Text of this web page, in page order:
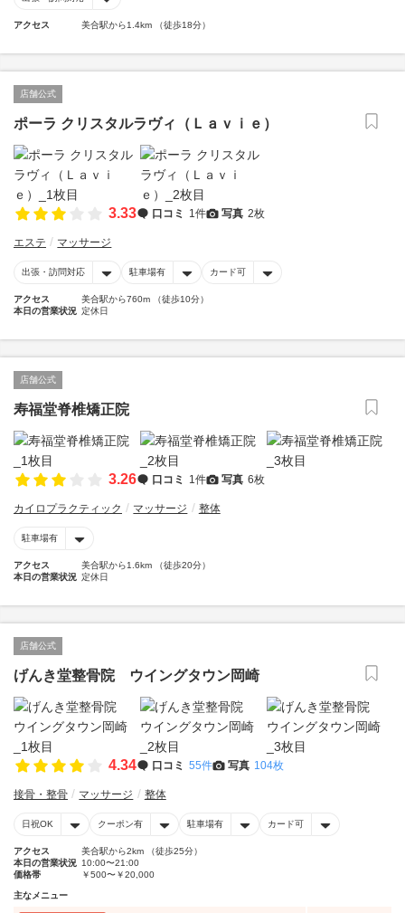
アクセス 美合駅から1.4km （徒歩18分）
店舗公式
ポーラ クリスタルラヴィ（Ｌａｖｉｅ）
3.33 口コミ 1件 写真 2枚
エステ マッサージ
出張・訪問対応 駐車場有 カード可
アクセス
美合駅から760m （徒歩10分）
本日の営業状況 定休日
店舗公式
寿福堂脊椎矯正院
3.26 口コミ 1件 写真 6枚
カイロプラクティック マッサージ 整体
駐車場有
アクセス
美合駅から1.6km （徒歩20分）
本日の営業状況 定休日
店舗公式
げんき堂整骨院 ウイングタウン岡崎
4.34 口コミ 55件 写真 104枚
接骨・整骨 マッサージ 整体
日祝OK クーポン有 駐車場有 カード可
アクセス
美合駅から2km （徒歩25分）
本日の営業状況 10:00〜21:00
価格帯
￥500〜￥20,000
主なメニュー